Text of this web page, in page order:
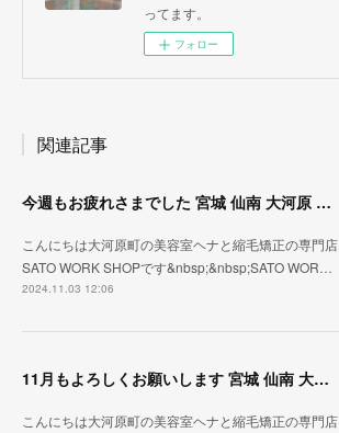
ってます。
フォロー
関連記事
今週もお疲れさまでした 宮城 仙南 大河原 縮毛矯正 髪質改善 ヘナ 美容室 SATO WORK SHOP
こんにちは大河原町の美容室ヘナと縮毛矯正の専門店
SATO WORK SHOPです&nbsp;&nbsp;SATO WOR…
2024.11.03 12:06
11月もよろしくお願いします 宮城 仙南 大河原 縮毛矯正 髪質改善 ヘナ 美容室 SATO WORK SHOP
こんにちは大河原町の美容室ヘナと縮毛矯正の専門店